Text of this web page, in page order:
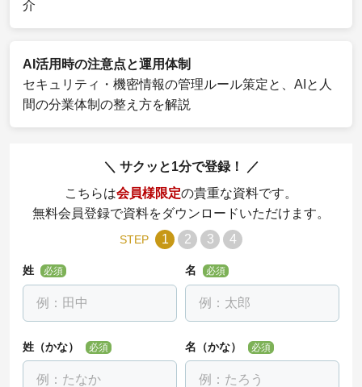
介
AI活用時の注意点と運用体制
セキュリティ・機密情報の管理ルール策定と、AIと人
間の分業体制の整え方を解説
サクッと1分で登録！
こちらは会員様限定の貴重な資料です。
無料会員登録で資料をダウンロードいただけます。
STEP 1 2 3 4
姓 必須 名 必須
姓（かな） 必須 名（かな） 必須